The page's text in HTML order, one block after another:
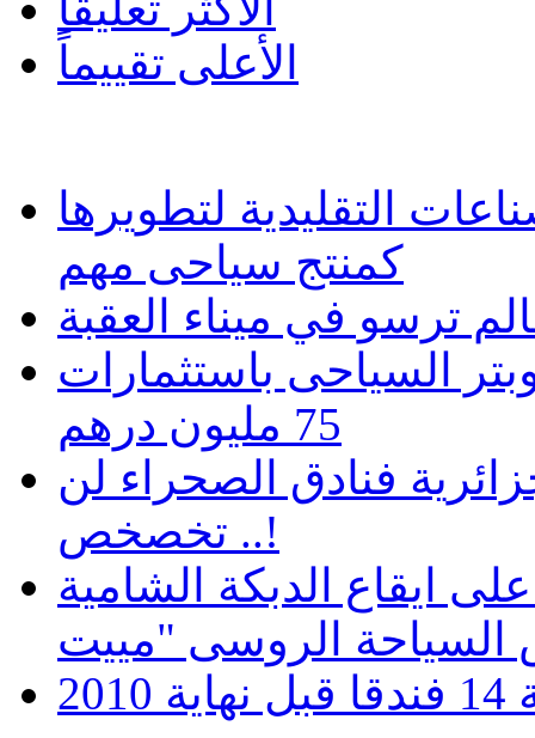
الأعلى تقييماً
التقليدية لتطويرها
كمنتج سياحى مهم
ترسو في ميناء العقبة
السياحى باستثمارات
75 مليون درهم
فنادق الصحراء لن
تخصخص ..!
ايقاع الدبكة الشامية